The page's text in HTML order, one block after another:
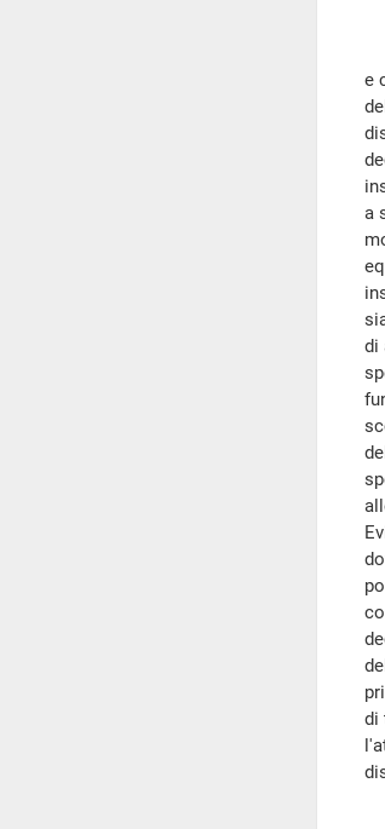
e
a
di
di